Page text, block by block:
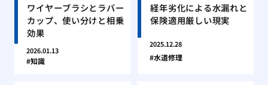
ワイヤーブラシとラバー
カップ、使い分けと相乗
効果
2026.01.13
知識
経年劣化による水漏れと
保険適用厳しい現実
2025.12.28
水道修理